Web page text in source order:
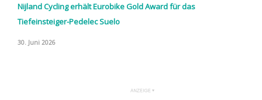
Nijland Cycling erhält Eurobike Gold Award für das
Tiefeinsteiger-Pedelec Suelo
30. Juni 2026